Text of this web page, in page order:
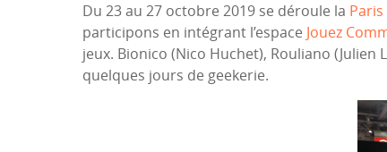
Du 23 au 27 octobre 2019 se déroule la
participons en intégrant l’espace Jouez
jeux. Bionico (Nico Huchet), Rouliano
quelques jours de geekerie.